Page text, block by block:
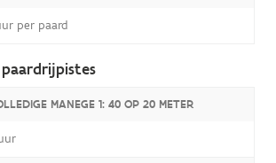
per paard
MANEGE 1: 40 OP 20 METER